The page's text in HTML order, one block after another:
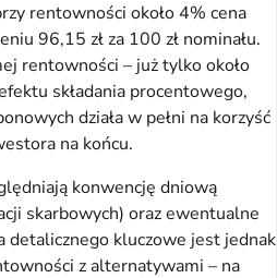
rentowności około 4% cena
96,15 zł za 100 zł nominału.
rentowności – już tylko około
składania procentowego,
działa w pełni na korzyść
na końcu.
konwencję dniową
skarbowych) oraz ewentualne
detalicznego kluczowe jest jednak
z alternatywami – na